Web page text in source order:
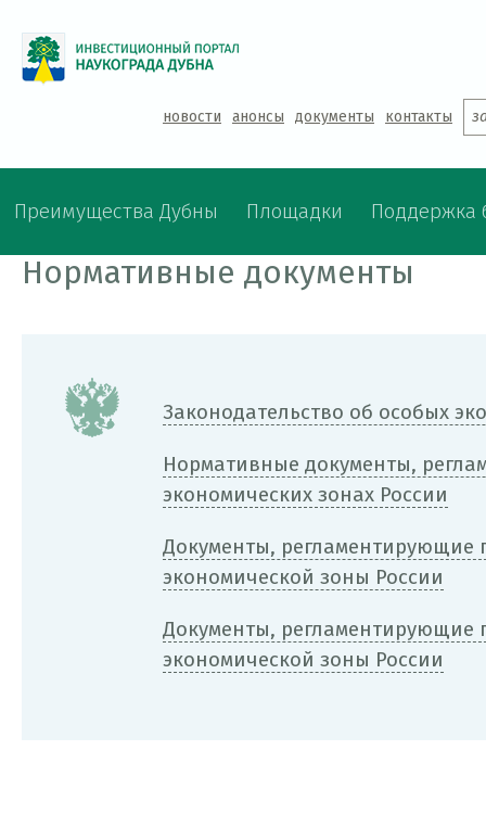
новости анонсы документы контакты
Преимущества Дубны Площадки Поддержка
Нормативные документы
Законодательство об особых
Нормативные документы,
экономических зонах России
Документы, регламентирующие
экономической зоны России
Документы, регламентирующие
экономической зоны России